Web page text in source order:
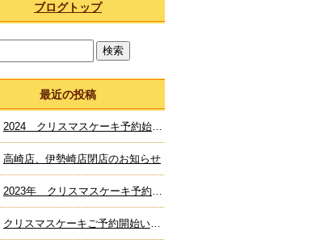
ブログトップ
最近の投稿
2024 クリスマスケーキ予約始まってます！
高崎店、伊勢崎店閉店のお知らせ
2023年 クリスマスケーキ予約開始いたしました！
クリスマスケーキご予約開始いたしました！